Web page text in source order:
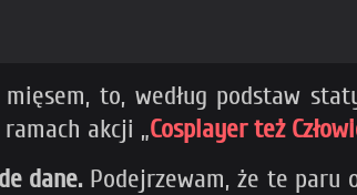
to, według podstaw
akcji „Cosplayer też
dane. Podejrzewam, że te paru